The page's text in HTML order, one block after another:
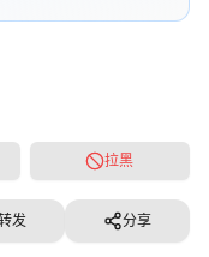
拉黑
发 分享